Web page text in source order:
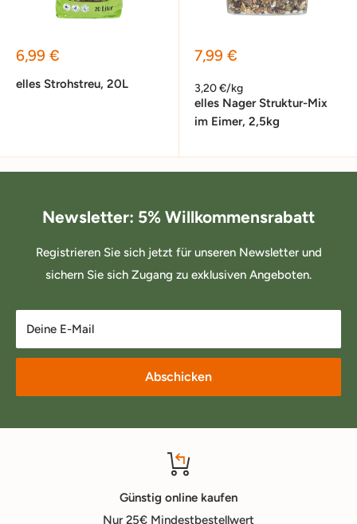
Sonderpreis
6,99 €
elles Strohstreu, 20L
Sonderpreis
7,99 €
3,20 €/kg
elles Nager Struktur-Mix
im Eimer, 2,5kg
Newsletter: 5% Willkommensrabatt
Registrieren Sie sich jetzt für unseren Newsletter und
sichern Sie sich Zugang zu exklusiven Angeboten.
Deine E-Mail
Abschicken
Günstig online kaufen
Nur 25€ Mindestbestellwert